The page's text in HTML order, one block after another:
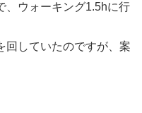
、ウォーキング1.5hに行
回していたのですが、案